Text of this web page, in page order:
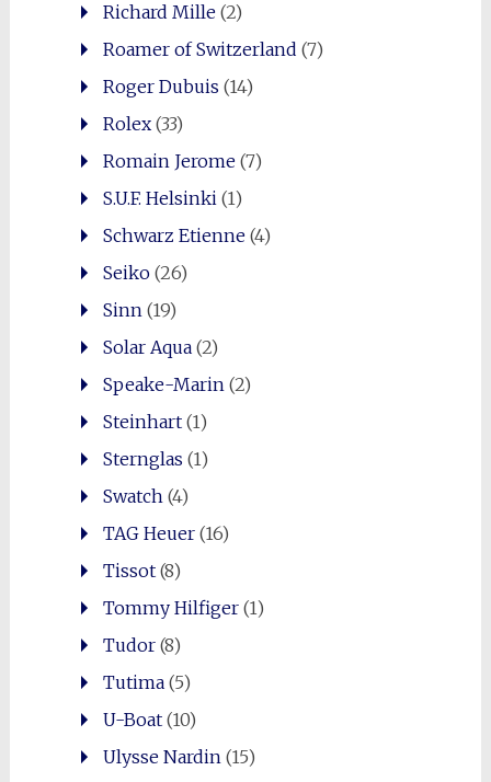
Richard Mille(2)
Roamer of Switzerland (7)
Roger Dubuis (14)
Rolex(33)
Romain Jerome(7)
S.U.F. Helsinki(1)
Schwarz Etienne(4)
Seiko(26)
Sinn(19)
Solar Aqua(2)
Speake-Marin(2)
Steinhart(1)
Sternglas (1)
Swatch(4)
TAG Heuer(16)
Tissot(8)
Tommy Hilfiger(1)
Tudor(8)
Tutima(5)
U-Boat(10)
Ulysse Nardin(15)